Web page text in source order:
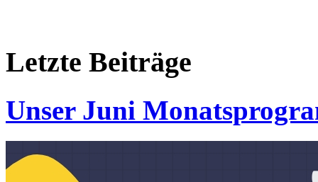
Letzte Beiträge
Unser Juni